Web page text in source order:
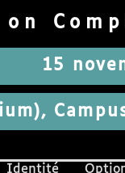
on
15
Identité